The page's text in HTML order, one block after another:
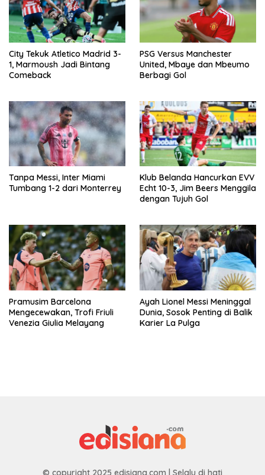
City Tekuk Atletico Madrid 3-
1, Marmoush Jadi Bintang
Comeback
PSG Versus Manchester
United, Mbaye dan Mbeumo
Berbagi Gol
Tanpa Messi, Inter Miami
Tumbang 1-2 dari Monterrey
Klub Belanda Hancurkan EVV
Echt 10-3, Jim Beers Menggila
dengan Tujuh Gol
Pramusim Barcelona
Mengecewakan, Trofi Friuli
Venezia Giulia Melayang
Ayah Lionel Messi Meninggal
Dunia, Sosok Penting di Balik
Karier La Pulga
© copyright 2025 edisiana.com | Selalu di hati